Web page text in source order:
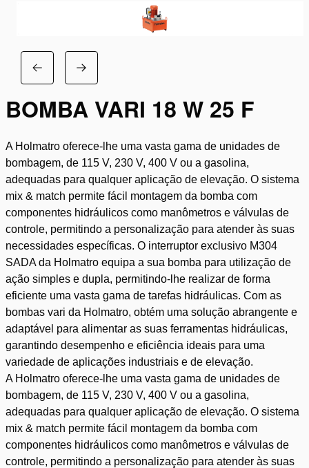
BOMBA VARI 18 W 25 F
A Holmatro oferece-lhe uma vasta gama de unidades de
bombagem, de 115 V, 230 V, 400 V ou a gasolina,
adequadas para qualquer aplicação de elevação. O sistema
mix & match permite fácil montagem da bomba com
componentes hidráulicos como manômetros e válvulas de
controle, permitindo a personalização para atender às suas
necessidades específicas. O interruptor exclusivo M304
SADA da Holmatro equipa a sua bomba para utilização de
ação simples e dupla, permitindo-lhe realizar de forma
eficiente uma vasta gama de tarefas hidráulicas. Com as
bombas vari da Holmatro, obtém uma solução abrangente e
adaptável para alimentar as suas ferramentas hidráulicas,
garantindo desempenho e eficiência ideais para uma
variedade de aplicações industriais e de elevação.
A Holmatro oferece-lhe uma vasta gama de unidades de
bombagem, de 115 V, 230 V, 400 V ou a gasolina,
adequadas para qualquer aplicação de elevação. O sistema
mix & match permite fácil montagem da bomba com
componentes hidráulicos como manômetros e válvulas de
controle, permitindo a personalização para atender às suas